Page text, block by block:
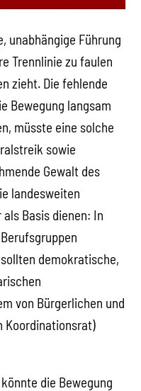
unabhängige Führung
Trennlinie zu faulen
zieht. Die fehlende
Bewegung langsam
müsste eine solche
sowie
Gewalt des
landesweiten
Basis dienen: In
demokratische,
von Bürgerlichen und
Koordinationsrat)
die Bewegung